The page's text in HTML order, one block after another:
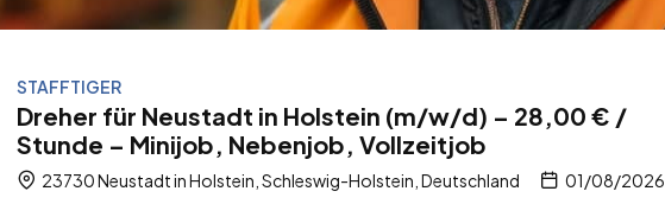
STAFFTIGER
Dreher für Neustadt in Holstein (m/w/d) – 28,00 € /
Stunde – Minijob, Nebenjob, Vollzeitjob
23730 Neustadt in Holstein, Schleswig-Holstein, Deutschland 01/08/2026